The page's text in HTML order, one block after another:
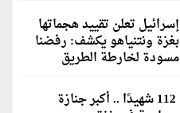
إسرائيل تعلن تقييد هجماتها
بغزة ونتنياهو يكشف: رفضنا
مسودة لخارطة الطريق
112 شهيدًا .. أكبر جنازة